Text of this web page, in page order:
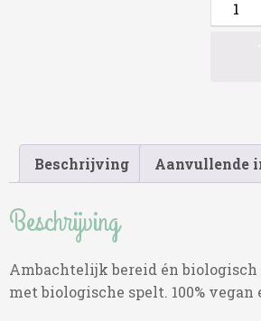
Beschrijving Aanvullende
Beschrijving
Ambachtelijk bereid én biologisch
met biologische spelt. 100%